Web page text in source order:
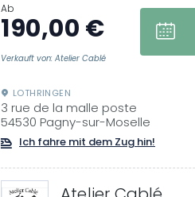
Ab
190,00 €
Verkauft von: Atelier Cablé
LOTHRINGEN
3 rue de la malle poste
54530 Pagny-sur-Moselle
Ich fahre mit dem Zug hin!